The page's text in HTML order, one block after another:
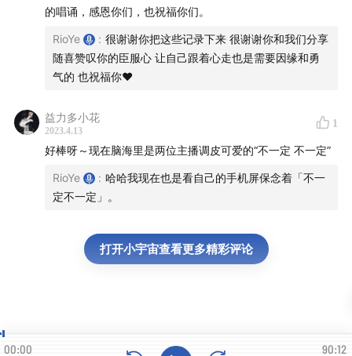
非常感谢各位花时间听我们聊天。🙏
这一期上架的时候刚好小宇宙也开通了赞赏功能，非常感
谢给我们的播客赞赏的第一个朋友【歡喜hh】，謝謝你的
的唱诵，感恩你们，也祝福你们。
RioYe : 很谢谢你把这些记录下来 很谢谢你和我们分享
随喜赞叹你的臣服心 让自己跟着心走也是需要因缘和勇
气的 也祝福你❤️
益力多小花
2023.4.13
1
好棒呀～现在脑海里是两位主播调皮可爱的“不一定 不一定”
RioYe : 哈哈我现在也是看自己的手机屏保念着「不一
定不一定」。
打开小宇宙查看更多精彩评论
00:00 90:12